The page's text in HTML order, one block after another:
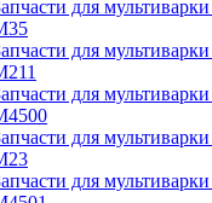
для
для
для
для
для